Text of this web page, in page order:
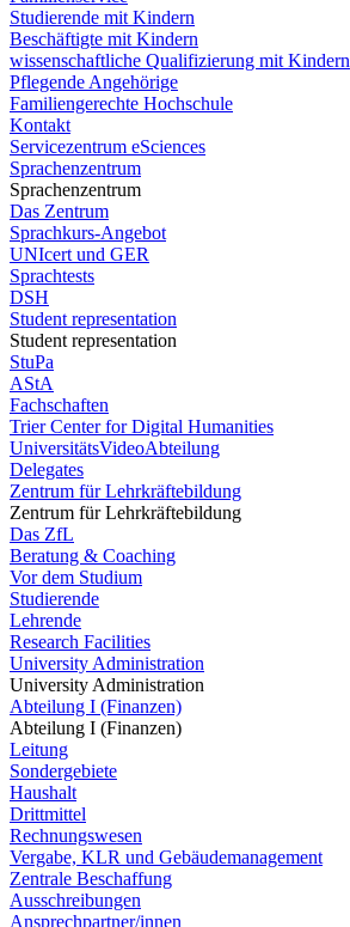
Studierende mit Kindern
Beschäftigte mit Kindern
wissenschaftliche Qualifizierung mit Kindern
Pflegende Angehörige
Familiengerechte Hochschule
Kontakt
Servicezentrum eSciences
Sprachenzentrum
Sprachenzentrum
Das Zentrum
Sprachkurs-Angebot
UNIcert und GER
Sprachtests
DSH
Student representation
Student representation
StuPa
AStA
Fachschaften
Trier Center for Digital Humanities
UniversitätsVideoAbteilung
Delegates
Zentrum für Lehrkräftebildung
Zentrum für Lehrkräftebildung
Das ZfL
Beratung & Coaching
Vor dem Studium
Studierende
Lehrende
Research Facilities
University Administration
University Administration
Abteilung I (Finanzen)
Abteilung I (Finanzen)
Leitung
Sondergebiete
Haushalt
Drittmittel
Rechnungswesen
Vergabe, KLR und Gebäudemanagement
Zentrale Beschaffung
Ausschreibungen
Ansprechpartner/innen